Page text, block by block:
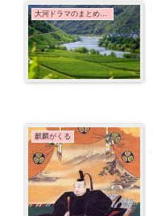
大河ドラマのまとめ記事
麒麟がくる